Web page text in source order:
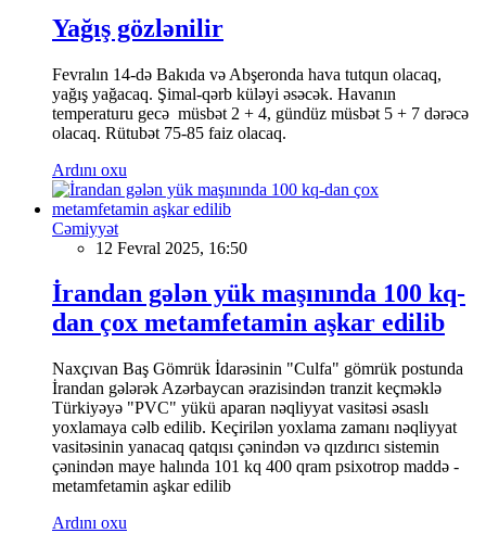
Yağış gözlənilir
Fevralın 14-də Bakıda və Abşeronda hava tutqun olacaq,
yağış yağacaq. Şimal-qərb küləyi əsəcək. Havanın
temperaturu gecə müsbət 2 + 4, gündüz müsbət 5 + 7 dərəcə
olacaq. Rütubət 75-85 faiz olacaq.
Ardını oxu
Cəmiyyət
12 Fevral 2025, 16:50
İrandan gələn yük maşınında 100 kq-
dan çox metamfetamin aşkar edilib
Naxçıvan Baş Gömrük İdarəsinin "Culfa" gömrük postunda
İrandan gələrək Azərbaycan ərazisindən tranzit keçməklə
Türkiyəyə "PVC" yükü aparan nəqliyyat vasitəsi əsaslı
yoxlamaya cəlb edilib. Keçirilən yoxlama zamanı nəqliyyat
vasitəsinin yanacaq qatqısı çənindən və qızdırıcı sistemin
çənindən maye halında 101 kq 400 qram psixotrop maddə -
metamfetamin aşkar edilib
Ardını oxu